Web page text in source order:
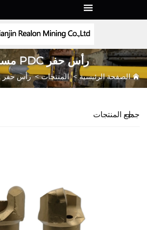
رأس حفر PDC مسمار
الصفحة الرئيسية>المنتجات>رأس حفر PDC
جميع المنتجات